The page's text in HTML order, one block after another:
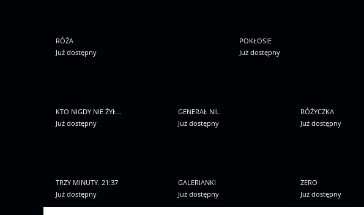
RÓŻA
Już dostępny
POKŁOSIE
Już dostępny
KTO NIGDY NIE ŻYŁ…
Już dostępny
GENERAŁ NIL
Już dostępny
RÓŻYCZKA
Już dostępny
TRZY MINUTY. 21:37
Już dostępny
GALERIANKI
Już dostępny
ZERO
Już dostępny